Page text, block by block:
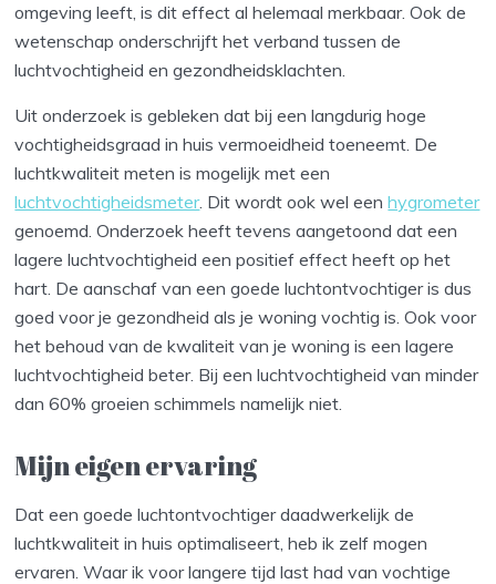
omgeving leeft, is dit effect al helemaal merkbaar. Ook de
wetenschap onderschrijft het verband tussen de
luchtvochtigheid en gezondheidsklachten.
Uit onderzoek is gebleken dat bij een langdurig hoge
vochtigheidsgraad in huis vermoeidheid toeneemt. De
luchtkwaliteit meten is mogelijk met een
luchtvochtigheidsmeter. Dit wordt ook wel eenhygrometer
genoemd. Onderzoek heeft tevens aangetoond dat een
lagere luchtvochtigheid een positief effect heeft op het
hart. De aanschaf van een goede luchtontvochtiger is dus
goed voor je gezondheid als je woning vochtig is. Ook voor
het behoud van de kwaliteit van je woning is een lagere
luchtvochtigheid beter. Bij een luchtvochtigheid van minder
dan 60% groeien schimmels namelijk niet.
Mijn eigen ervaring
Dat een goede luchtontvochtiger daadwerkelijk de
luchtkwaliteit in huis optimaliseert, heb ik zelf mogen
ervaren. Waar ik voor langere tijd last had van vochtige